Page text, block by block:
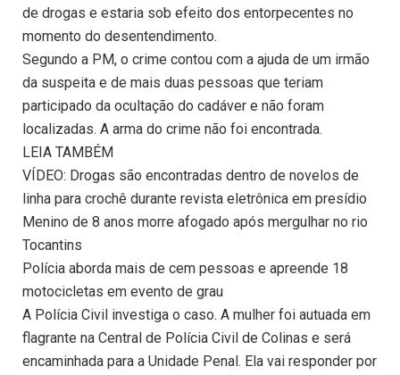
de drogas e estaria sob efeito dos entorpecentes no
momento do desentendimento.
Segundo a PM, o crime contou com a ajuda de um irmão
da suspeita e de mais duas pessoas que teriam
participado da ocultação do cadáver e não foram
localizadas. A arma do crime não foi encontrada.
LEIA TAMBÉM
VÍDEO: Drogas são encontradas dentro de novelos de
linha para crochê durante revista eletrônica em presídio
Menino de 8 anos morre afogado após mergulhar no rio
Tocantins
Polícia aborda mais de cem pessoas e apreende 18
motocicletas em evento de grau
A Polícia Civil investiga o caso. A mulher foi autuada em
flagrante na Central de Polícia Civil de Colinas e será
encaminhada para a Unidade Penal. Ela vai responder por